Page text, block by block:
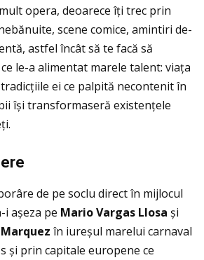
opera, deoarece îţi trec prin
scene comice, amintiri de-
astfel încât să te facă să
le-a alimentat marele talent: viaţa
ei ce palpită necontenit în
își transformaseră existenţele
de pe soclu direct în mijlocul
așeza pe Mario Vargas Llosa și
în iureșul marelui carnaval
și prin capitale europene ce